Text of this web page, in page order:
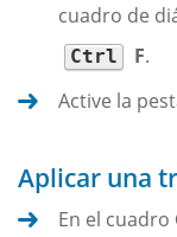
cuadro de
Ctrl F.
Active la
Aplicar una
En el cuadro